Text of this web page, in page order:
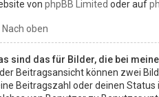
von phpBB Limited oder auf
Nach oben
sind das für Bilder, die bei
der Beitragsansicht können zwei
Beitragszahl oder deinen Status